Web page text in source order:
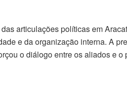
articulações políticas em
e da organização interna. A
o diálogo entre os aliados e o